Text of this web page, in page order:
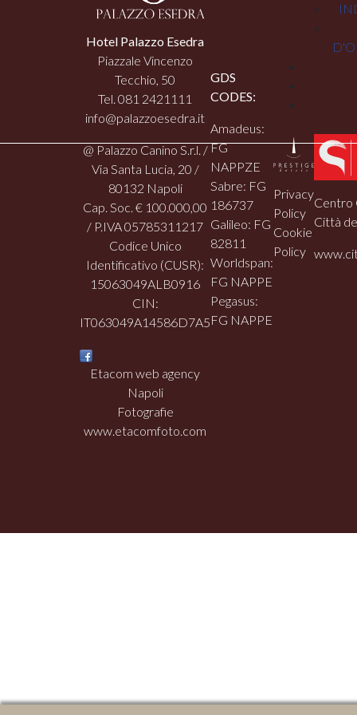
Hotel Palazzo Esedra
Piazzale Vincenzo
Tecchio, 50
Tel. 081 2421111
info@palazzoesedra.it
@ Palazzo Canino S.r.l. /
Via Santa Lucia, 20 /
80132 Napoli
Cap. Soc. € 100.000,00
/ P.IVA 05785311217
Codice Unico
Identificativo (CUSR):
15063049ALB0916
CIN:
IT063049A14586D7A5
Etacom web agency
Napoli
Fotografie
www.etacomfoto.com
GDS
CODES:
Amadeus:
FG
NAPPZE
Sabre: FG
186737
Galileo: FG
82811
Worldspan:
FG NAPPE
Pegasus:
FG NAPPE
Privacy
Policy
Cookie
Policy
Centro
Città